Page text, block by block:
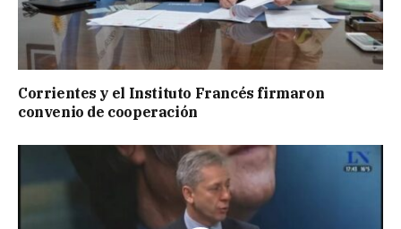
Corrientes y el Instituto Francés firmaron
convenio de cooperación